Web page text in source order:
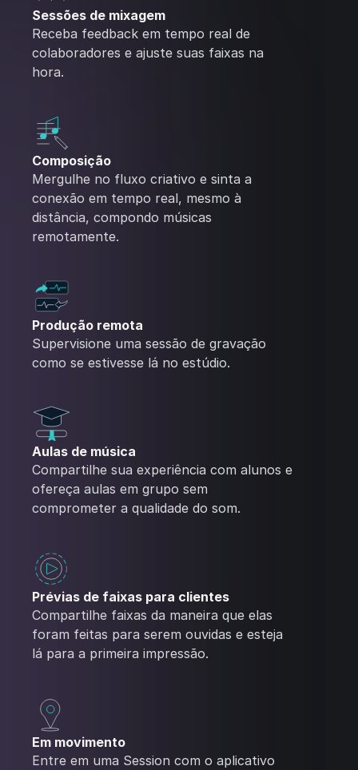
Sessões de mixagem
Receba feedback em tempo real de
colaboradores e ajuste suas faixas na
hora.
Composição
Mergulhe no fluxo criativo e sinta a
conexão em tempo real, mesmo à
distância, compondo músicas
remotamente.
Produção remota
Supervisione uma sessão de gravação
como se estivesse lá no estúdio.
Aulas de música
Compartilhe sua experiência com alunos e
ofereça aulas em grupo sem
comprometer a qualidade do som.
Prévias de faixas para clientes
Compartilhe faixas da maneira que elas
foram feitas para serem ouvidas e esteja
lá para a primeira impressão.
Em movimento
Entre em uma Session com o aplicativo